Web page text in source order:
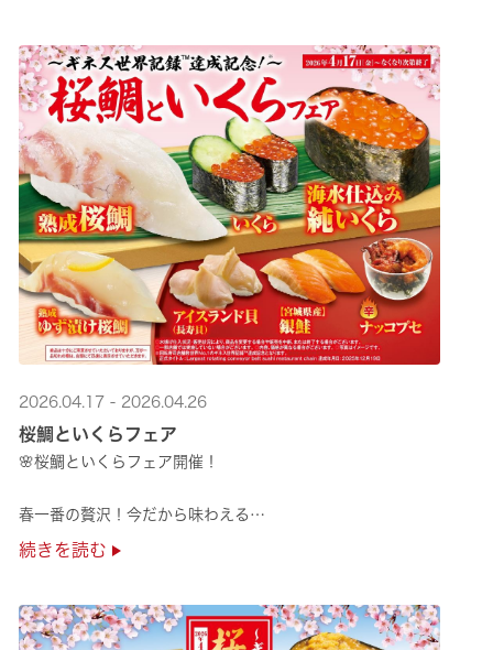
2026.04.17 - 2026.04.26
桜鯛といくらフェア
🌸桜鯛といくらフェア開催！
春一番の贅沢！今だから味わえる
旬の旨さの熟成🌸桜鯛と
是非お越しください✨
続きを読む